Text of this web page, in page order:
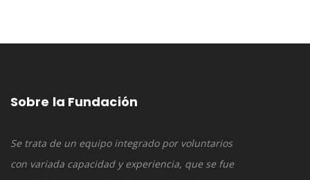
Sobre la Fundación
Se trata de un equipo integrado por voluntarios
con variada capacidad y experiencia, que se fue